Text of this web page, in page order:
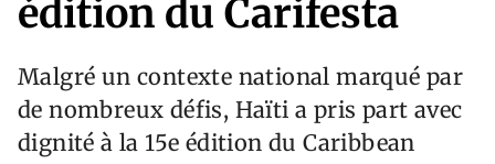
édition du Carifesta
Malgré un contexte national marqué par
de nombreux défis, Haïti a pris part avec
dignité à la 15e édition du Caribbean